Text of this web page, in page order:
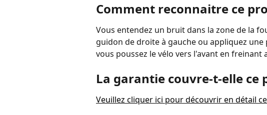
Comment reconnaitre ce
Vous entendez un bruit dans la zone de la
guidon de droite à gauche ou appliquez
vous poussez le vélo vers l'avant en freinant
La garantie couvre-t-elle ce
Veuillez cliquer ici pour découvrir en détail